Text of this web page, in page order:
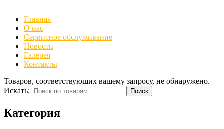
Главная
О нас
Сервисное обслуживание
Новости
Галерея
Контакты
Товаров, соответствующих вашему запросу, не обнаружено.
Искать:
Поиск
Категория